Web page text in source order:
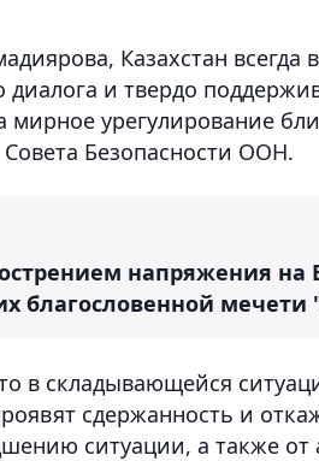
Казахстан всегда
и твердо
мирное урегулирование
Безопасности ООН.
напряжения на
благословенной мечети
в складывающейся
сдержанность и
ситуации, а также от